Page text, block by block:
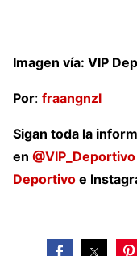
Imagen vía: VIP
Por: fraangnzl
Sigan toda la
en @VIP_Deportivo
Deportivo e